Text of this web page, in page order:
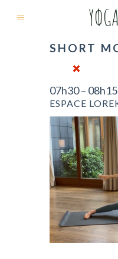
SHORT
07h30 – 08h15
ESPACE